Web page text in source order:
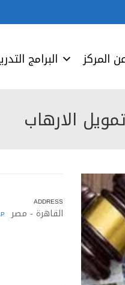
المركز البرامج
الارهاب
ADDRESS
القاهرة - مصر